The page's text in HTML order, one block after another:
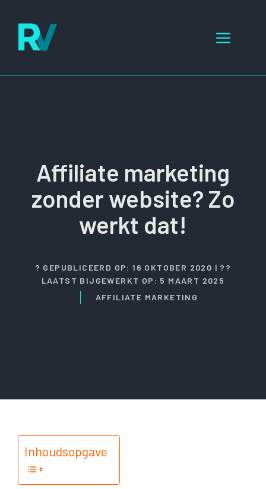
naar
Menu
Affiliate marketing
zonder website? Zo
werkt dat!
? GEPUBLICEERD OP: 16 OKTOBER 2020 | ??
LAATST BIJGEWERKT OP: 5 MAART 2025
AFFILIATE MARKETING
Inhoudsopgave